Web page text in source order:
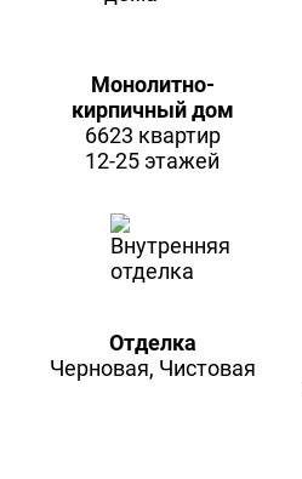
Монолитно-
кирпичный дом
6623 квартир
12-25 этажей
Отделка
Черновая, Чистовая